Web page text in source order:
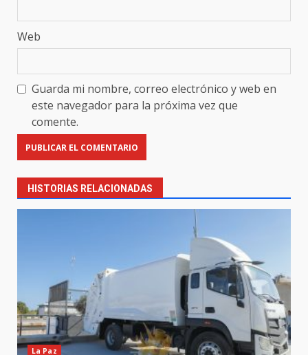
Web
Guarda mi nombre, correo electrónico y web en
este navegador para la próxima vez que
comente.
HISTORIAS RELACIONADAS
La Paz